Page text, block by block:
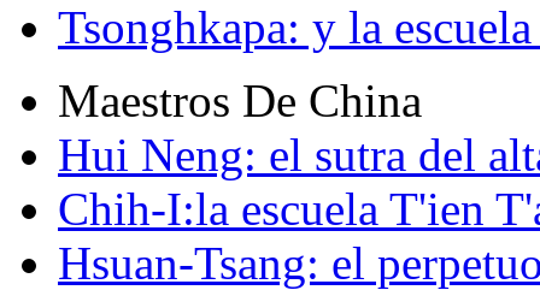
Tsonghkapa: y la
Maestros De China
Hui Neng: el sutra del
Chih-I:la escuela T'ien
Hsuan-Tsang: el